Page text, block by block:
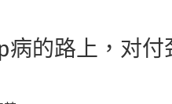
的路上，对付